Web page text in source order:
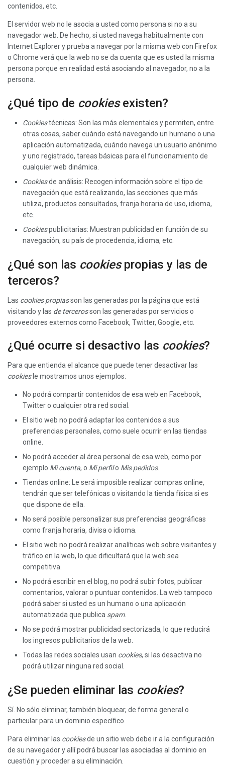
contenidos, etc.
El servidor web no le asocia a usted como persona si no a su
navegador web. De hecho, si usted navega habitualmente con
Internet Explorer y prueba a navegar por la misma web con Firefox
o Chrome verá que la web no se da cuenta que es usted la misma
persona porque en realidad está asociando al navegador, no a la
persona.
¿Qué tipo de cookiesexisten?
Cookiestécnicas: Son las más elementales y permiten, entre
otras cosas, saber cuándo está navegando un humano o una
aplicación automatizada, cuándo navega un usuario anónimo
y uno registrado, tareas básicas para el funcionamiento de
cualquier web dinámica.
Cookiesde análisis: Recogen información sobre el tipo de
navegación que está realizando, las secciones que más
utiliza, productos consultados, franja horaria de uso, idioma,
etc.
Cookiespublicitarias: Muestran publicidad en función de su
navegación, su país de procedencia, idioma, etc.
¿Qué son las cookiespropias y las de
terceros?
Las cookies propiasson las generadas por la página que está
visitando y las de tercerosson las generadas por servicios o
proveedores externos como Facebook, Twitter, Google, etc.
¿Qué ocurre si desactivo las cookies?
Para que entienda el alcance que puede tener desactivar las
cookiesle mostramos unos ejemplos:
No podrá compartir contenidos de esa web en Facebook,
Twitter o cualquier otra red social.
El sitio web no podrá adaptar los contenidos a sus
preferencias personales, como suele ocurrir en las tiendas
online.
No podrá acceder al área personal de esa web, como por
ejemplo Mi cuenta, o Mi perfilo Mis pedidos.
Tiendas online: Le será imposible realizar compras online,
tendrán que ser telefónicas o visitando la tienda física si es
que dispone de ella.
No será posible personalizar sus preferencias geográficas
como franja horaria, divisa o idioma.
El sitio web no podrá realizar analíticas web sobre visitantes y
tráfico en la web, lo que dificultará que la web sea
competitiva.
No podrá escribir en el blog, no podrá subir fotos, publicar
comentarios, valorar o puntuar contenidos. La web tampoco
podrá saber si usted es un humano o una aplicación
automatizada que publica spam.
No se podrá mostrar publicidad sectorizada, lo que reducirá
los ingresos publicitarios de la web.
Todas las redes sociales usan cookies, si las desactiva no
podrá utilizar ninguna red social.
¿Se pueden eliminar las cookies?
Sí. No sólo eliminar, también bloquear, de forma general o
particular para un dominio específico.
Para eliminar las cookiesde un sitio web debe ir a la configuración
de su navegador y allí podrá buscar las asociadas al dominio en
cuestión y proceder a su eliminación.